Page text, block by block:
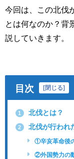
今回は、この北伐
とは何なのか？背
説していきます。
目次 [閉じる]
1 北伐とは？
2 北伐が行われ
①辛亥革命後
②外国勢力の